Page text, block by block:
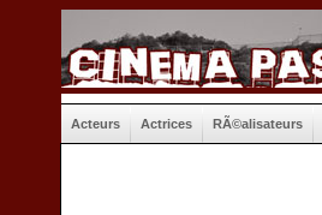
Acteurs Actrices RÃ©alisateurs